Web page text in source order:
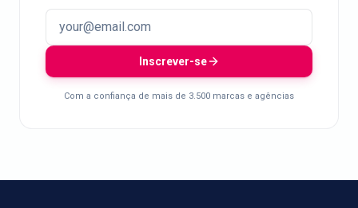
Inscrever-se
Com a confiança de mais de 3.500 marcas e agências